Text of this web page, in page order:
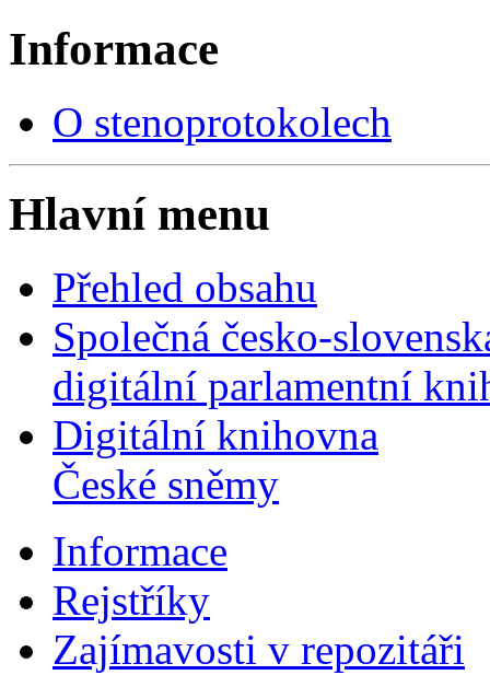
Informace
O stenoprotokolech
Hlavní menu
Přehled obsahu
Společná česko-
digitální parlamentní
Digitální knihovna
České sněmy
Informace
Rejstříky
Zajímavosti v repozitáři